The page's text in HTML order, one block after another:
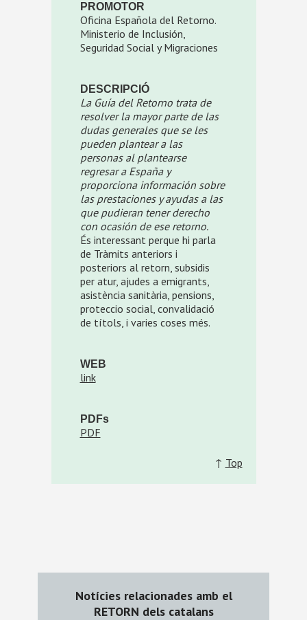
PROMOTOR
Oficina Española del Retorno.
Ministerio de Inclusión,
Seguridad Social y Migraciones
DESCRIPCIÓ
La Guía del Retorno trata de
resolver la mayor parte de las
dudas generales que se les
pueden plantear a las
personas al plantearse
regresar a España y
proporciona información sobre
las prestaciones y ayudas a las
que pudieran tener derecho
con ocasión de ese retorno.
És interessant perque hi parla
de Tràmits anteriors i
posteriors al retorn, subsidis
per atur, ajudes a emigrants,
asistència sanitària, pensions,
proteccio social, convalidació
de títols, i varies coses més.
WEB
link
PDFs
PDF
↑ Top
Notícies relacionades amb el
RETORN dels catalans